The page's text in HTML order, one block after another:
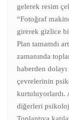
gelerek resim
“Fotoğraf
girerek gizlice
Plan tamamdı
zamanında
haberden
çevrelerinin
kurtuluyorlardı.
diğerleri